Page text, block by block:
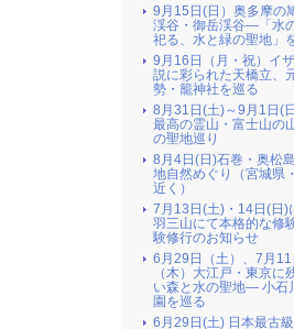
9月15日(日）奥多摩の
渓谷・御岳渓谷―「水
祀る、水と緑の聖地」
9月16日（月・祝）イ
説に彩られた天橋立、
勢・籠神社を巡る
8月31日(土)～9月1日(
最高の霊山・富士山の
の聖地巡り
8月4日(日)石巻・奥松
地自然めぐり（宮城県
近く）
7月13日(土)・14日(日)
羽三山にて本格的な修
験修行のお知らせ
6月29日（土）、7月11
（木）大江戸・東京に
い森と水の聖地― 小石
園を巡る
6月29日(土) 日本最古